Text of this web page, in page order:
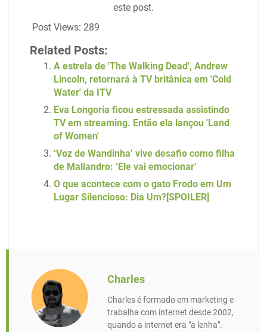
este post.
Post Views: 289
Related Posts:
A estrela de 'The Walking Dead', Andrew
Lincoln, retornará à TV britânica em 'Cold
Water' da ITV
Eva Longoria ficou estressada assistindo
TV em streaming. Então ela lançou 'Land
of Women'
‘Voz de Wandinha’ vive desafio como filha
de Mallandro: ‘Ele vai emocionar’
O que acontece com o gato Frodo em Um
Lugar Silencioso: Dia Um?[SPOILER]
Charles
Charles é formado em marketing e
trabalha com internet desde 2002,
quando a internet era "a lenha".